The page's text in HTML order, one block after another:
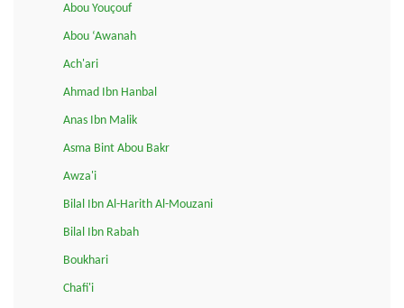
Abou Youçouf
Abou ‘Awanah
Ach'ari
Ahmad Ibn Hanbal
Anas Ibn Malik
Asma Bint Abou Bakr
Awza'i
Bilal Ibn Al-Harith Al-Mouzani
Bilal Ibn Rabah
Boukhari
Chafi'i